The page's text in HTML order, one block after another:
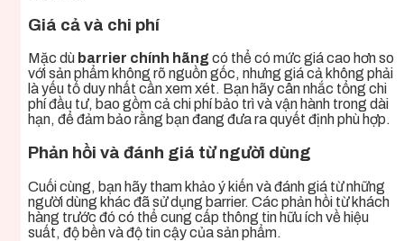
Giá cả và chi phí
Mặc dù barrier chính hãng có thể có mức giá cao hơn so
với sản phẩm không rõ nguồn gốc, nhưng giá cả không phải
là yếu tố duy nhất cần xem xét. Bạn hãy cân nhắc tổng chi
phí đầu tư, bao gồm cả chi phí bảo trì và vận hành trong dài
hạn, để đảm bảo rằng bạn đang đưa ra quyết định phù hợp.
Phản hồi và đánh giá từ người dùng
Cuối cùng, bạn hãy tham khảo ý kiến và đánh giá từ những
người dùng khác đã sử dụng barrier. Các phản hồi từ khách
hàng trước đó có thể cung cấp thông tin hữu ích về hiệu
suất, độ bền và độ tin cậy của sản phẩm.